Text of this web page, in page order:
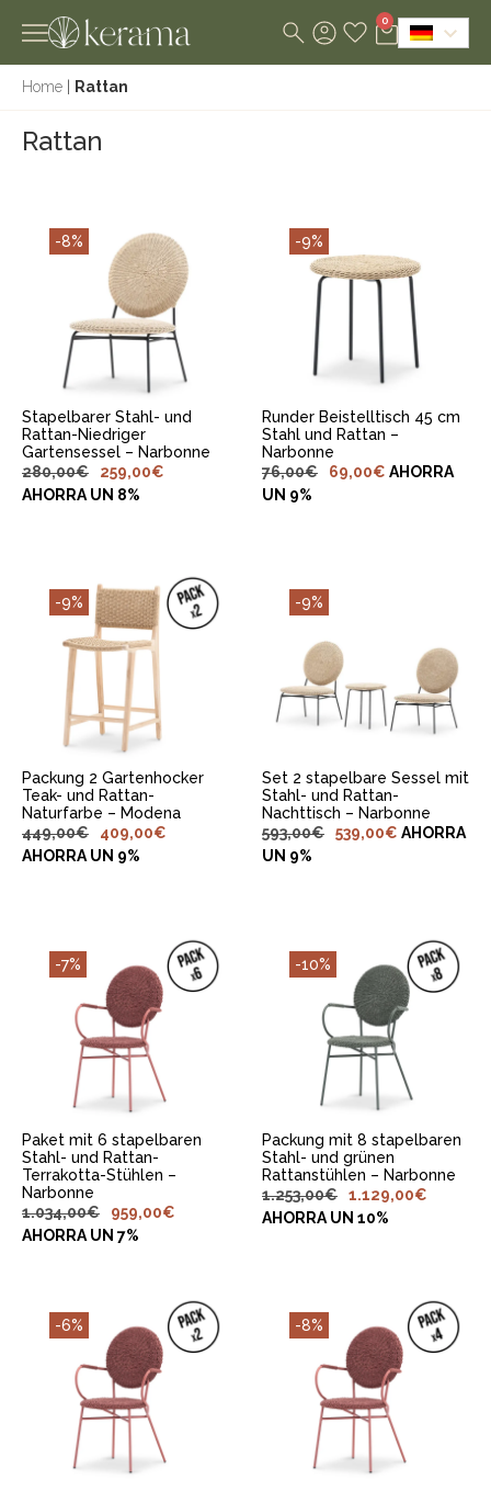
0
Home Rattan
Rattan
-8%
IN DEN
WARENKORB
LEGEN
Stapelbarer Stahl- und
Rattan-Niedriger
Gartensessel – Narbonne
280,00€ 259,00€
AHORRA UN 8%
-9%
IN DEN
WARENKORB
LEGEN
Runder Beistelltisch 45 cm
Stahl und Rattan –
Narbonne
76,00€ 69,00€ AHORRA
UN 9%
-9%
IN DEN
WARENKORB
LEGEN
Packung 2 Gartenhocker
Teak- und Rattan-
Naturfarbe – Modena
449,00€ 409,00€
AHORRA UN 9%
-9%
WARENKORB
Set 2 stapelbare Sessel mit
Stahl- und Rattan-
Nachttisch – Narbonne
593,00€ 539,00€ AHORRA
UN 9%
-7%
IN DEN
WARENKORB
LEGEN
Paket mit 6 stapelbaren
Stahl- und Rattan-
Terrakotta-Stühlen –
Narbonne
1.034,00€ 959,00€
AHORRA UN 7%
-10%
IN DEN
WARENKORB
LEGEN
Packung mit 8 stapelbaren
Stahl- und grünen
Rattanstühlen – Narbonne
1.253,00€ 1.129,00€
AHORRA UN 10%
-6%
IN DEN
WARENKORB
LEGEN
-8%
IN DEN
WARENKORB
LEGEN